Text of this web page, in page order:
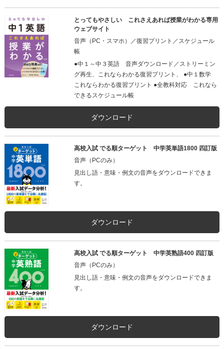
とってもやさしい これさえあれば授業がわかる専用
ウェブサイト
音声（PC・スマホ）／復習プリント／スケジュール
帳
●中１～中３英語 音声ダウンロード／ストリーミン
グ再生、これならわかる復習プリント、 ●中１数学
これならわかる復習プリント ●全教科対応 これなら
できるスケジュール帳
ダウンロード
高校入試 でる順ターゲット 中学英単語1800 四訂版
音声（PCのみ）
見出し語・意味・例文の音声をダウンロードできま
す。
ダウンロード
高校入試 でる順ターゲット 中学英熟語400 四訂版
音声（PCのみ）
見出し語・意味・例文の音声をダウンロードできま
す。
ダウンロード